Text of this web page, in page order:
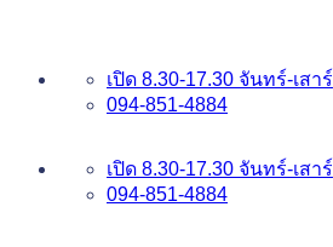
เปิด 8.30-17.30 จันทร์-เสาร์
094-851-4884
เปิด 8.30-17.30 จันทร์-เสาร์
094-851-4884